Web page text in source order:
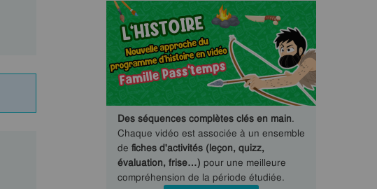
Des séquences complètes clés en main.
Chaque vidéo est associée à un ensemble
de fiches d'activités (leçon, quizz,
évaluation, frise…) pour une meilleure
compréhension de la période étudiée.